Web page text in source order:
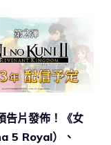
告片發佈！《女
5 Royal）、